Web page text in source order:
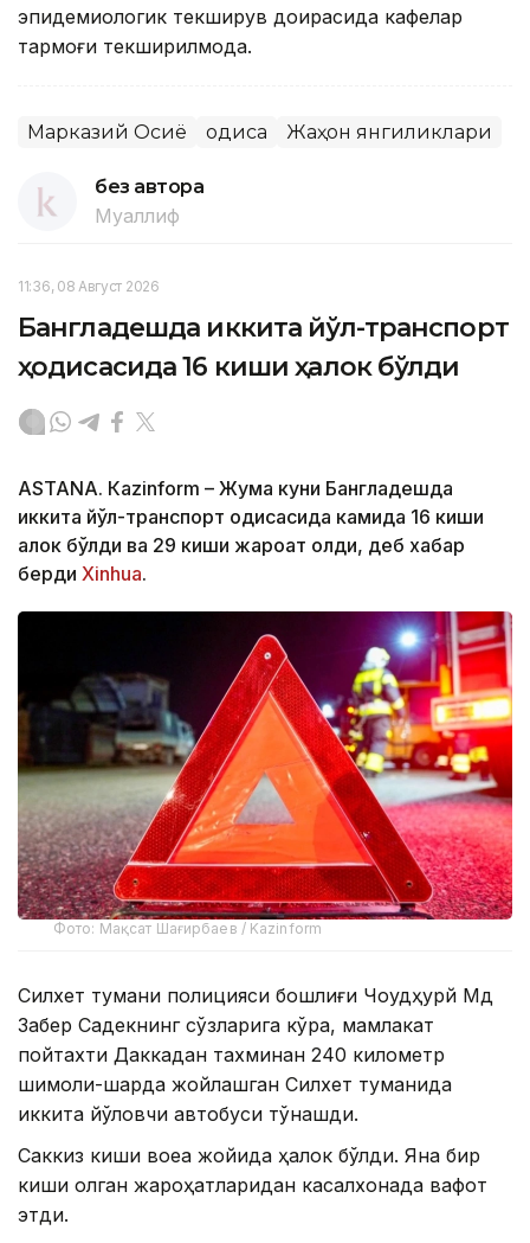
эпидемиологик текширув доирасида кафелар
тармоғи текширилмоқда.
Марказий Осиё Ҳодиса Жаҳон янгиликлари
без автора
Муаллиф
11:36, 08 Август 2026
Бангладешда иккита йўл-транспорт
ҳодисасида 16 киши ҳалок бўлди
ASTANА. Кazinform – Жума куни Бангладешда
иккита йўл-транспорт ҳодисасида камида 16 киши
ҳалок бўлди ва 29 киши жароҳат олди, деб хабар
берди Xinhua.
Фото: Мақсат Шағирбаев / Kazinform
Силхет тумани полицияси бошлиғи Чоудҳурй Мд
Забер Садекнинг сўзларига кўра, мамлакат
пойтахти Даккадан тахминан 240 километр
шимоли-шарқда жойлашган Силхет туманида
иккита йўловчи автобуси тўқнашди.
Саккиз киши воқеа жойида ҳалок бўлди. Яна бир
киши олган жароҳатларидан касалхонада вафот
этди.